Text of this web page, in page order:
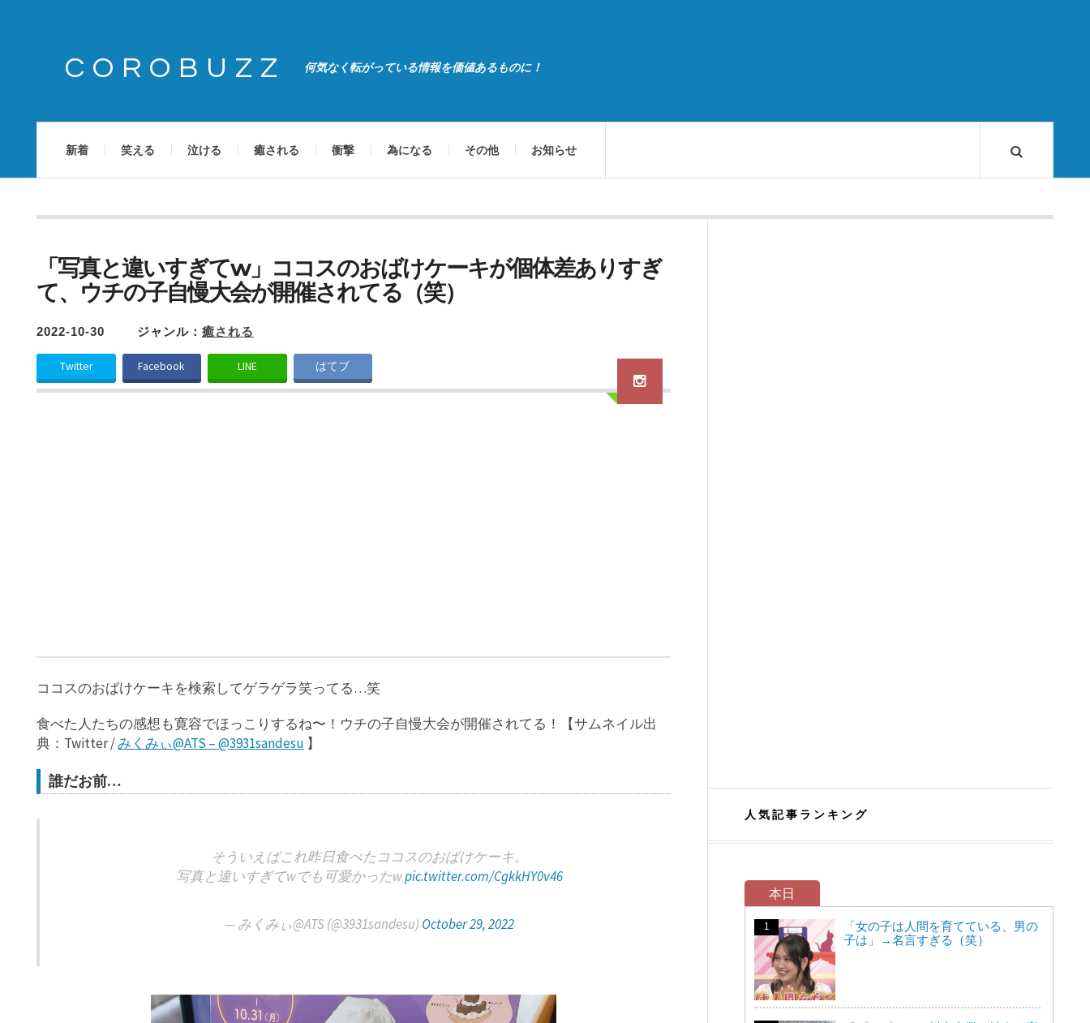
COROBUZZ 何気なく転がっている情報を価値あるものに！
新着 笑える 泣ける 癒される 衝撃 為になる その他 お知らせ
「写真と違いすぎてw」ココスのおばけケーキが個体差ありすぎ
て、ウチの子自慢大会が開催されてる（笑）
2022-10-30 ジャンル： 癒される
Twitter Facebook LINE はてブ
ココスのおばけケーキを検索してゲラゲラ笑ってる…笑
食べた人たちの感想も寛容でほっこりするね〜！ウチの子自慢大会が開催されてる！【サムネイル出
典：Twitter /みくみぃ@ATS – @3931sandesu 】
誰だお前…
そういえばこれ昨日食べたココスのおばけケーキ。
写真と違いすぎてwでも可愛かったwpic.twitter.com/CgkkHY0v46
— みくみぃ@ATS (@3931sandesu) October 29, 2022
人気記事ランキング
本日
「女の子は人間を育てている、男の
子は」→名言すぎる（笑）